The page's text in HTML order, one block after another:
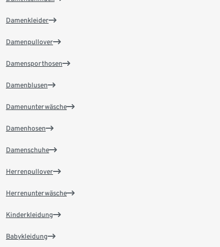
Damenkleider
Damenpullover
Damensporthosen
Damenblusen
Damenunterwäsche
Damenhosen
Damenschuhe
Herrenpullover
Herrenunterwäsche
Kinderkleidung
Babykleidung